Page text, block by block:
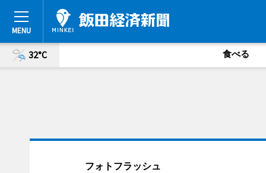
32°C 食べる
フォトフラッシュ